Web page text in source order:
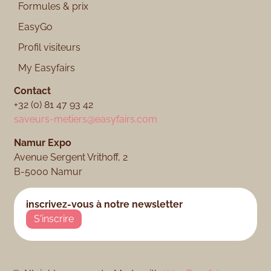
Formules & prix
EasyGo
Profil visiteurs
My Easyfairs
Contact
+32 (0) 81 47 93 42
saveurs-metiers@easyfairs.com
Namur Expo​
Avenue Sergent Vrithoff, 2
B-5000 Namur
inscrivez-vous à notre newsletter
S'inscrire